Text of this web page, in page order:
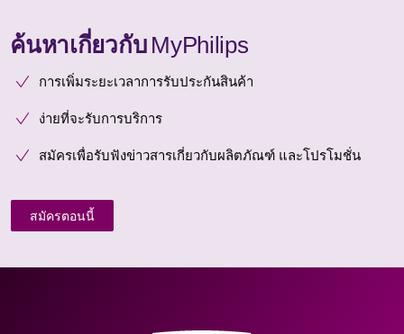
ค้นหาเกี่ยวกับ MyPhilips
การเพิ่มระยะเวลาการรับประกันสินค้า
ง่ายที่จะรับการบริการ
สมัครเพื่อรับฟังข่าวสารเกี่ยวกับผลิตภัณฑ์ และโปรโมชั่น
สมัครตอนนี้